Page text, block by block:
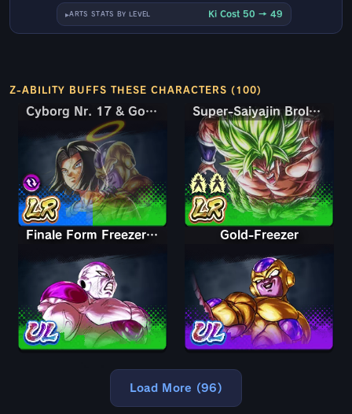
ARTS STATS BY LEVEL Ki Cost 50 → 49
Z-ABILITY BUFFS THESE CHARACTERS (100)
Cyborg Nr. 17 & Gold-Freezer
Cyborg Nr. 17 & Gold-Freezer Super-Saiyajin Broly: Volle Kraft
Finale Form Freezer: Volle Kraft Gold-Freezer
Load More (96)